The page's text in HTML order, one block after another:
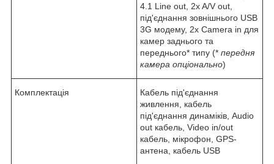
4.1 Line out, 2x A/V out,
під'єднання зовнішнього USB
3G модему, 2x Camera in для
камер заднього та
переднього* типу (* передня
камера опціонально)
Комплектація
Кабель під'єднання
живлення, кабель
під'єднання динаміків, Audio
out кабель, Video in/out
кабель, мікрофон, GPS-
антена, кабель USB